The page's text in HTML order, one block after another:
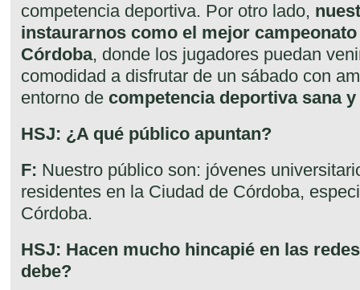
competencia deportiva. Por otro lado,
instaurarnos como el mejor
Córdoba, donde los jugadores puedan
comodidad a disfrutar de un sábado con
entorno de competencia deportiva sana
HSJ: ¿A qué público apuntan?
F: Nuestro público son: jóvenes
residentes en la Ciudad de Córdoba,
Córdoba.
HSJ: Hacen mucho hincapié en las
debe?